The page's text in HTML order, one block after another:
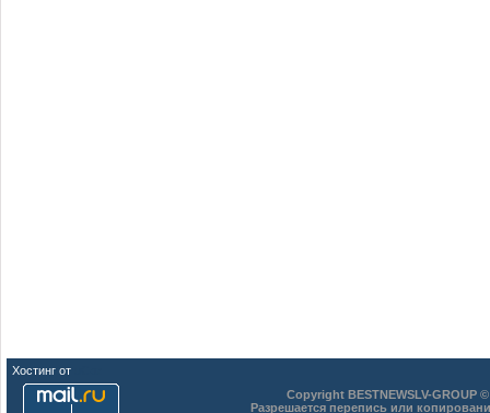
Хостинг от
Copyright BESTNEWSLV-GROUP
Разрешается перепись или